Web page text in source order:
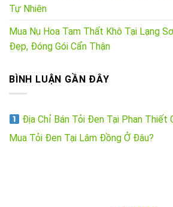
Tự Nhiên
Mua Nụ Hoa Tam Thất Khô Tại Lạng
Đẹp, Đóng Gói Cẩn Thận
BÌNH LUẬN GẦN ĐÂY
Địa Chỉ Bán Tỏi Đen Tại Phan Thiết
Mua Tỏi Đen Tại Lâm Đồng Ở Đâu?